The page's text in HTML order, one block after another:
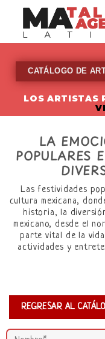
content
CATÁLOGO DE
LOS ARTISTAS
LA
POPULARES
Las festividades
cultura mexicana,
historia, la
mexicano, desde el
parte vital de la
actividades y
REGRESAR AL